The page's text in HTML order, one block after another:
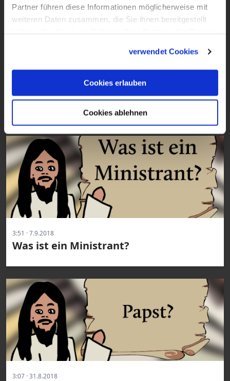
Partner führen diese Informationen möglicherweise mit
weiteren Daten zusammen, die Sie ihnen bereitgestellt
verwendet Cookies
Cookies erlauben
Cookies ablehnen
Was ist eine Messe?
3:51 · 7.9.2018
Was ist ein Ministrant?
3:07 · 31.8.2018